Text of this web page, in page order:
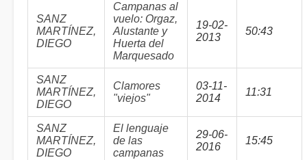
SANZ
MARTÍNEZ,
DIEGO
Campanas al
vuelo: Orgaz,
Alustante y
Huerta del
Marquesado
19-02-
2013
50:43
SANZ
MARTÍNEZ,
DIEGO
Clamores
"viejos"
03-11-
2014
11:31
SANZ
MARTÍNEZ,
DIEGO
El lenguaje
de las
campanas
29-06-
2016
15:45